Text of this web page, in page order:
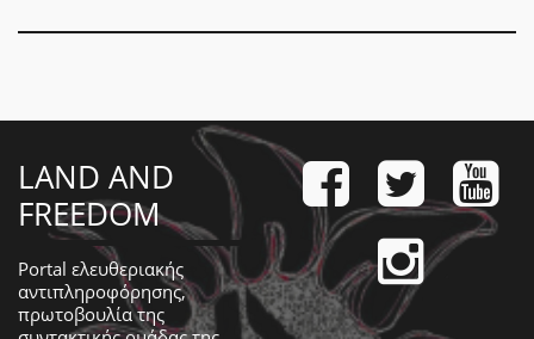
LAND AND
FREEDOM
Portal ελευθεριακής
αντιπληροφόρησης,
πρωτοβουλία της